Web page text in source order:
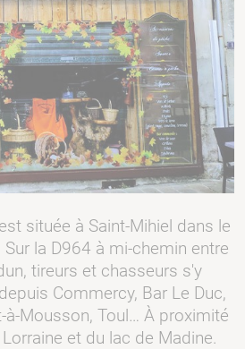
située à Saint-Mihiel dans le
la D964 à mi-chemin entre
tireurs et chasseurs s'y
Commercy, Bar Le Duc,
à-Mousson, Toul… À proximité
et du lac de Madine.